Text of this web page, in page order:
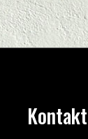
Kontakt